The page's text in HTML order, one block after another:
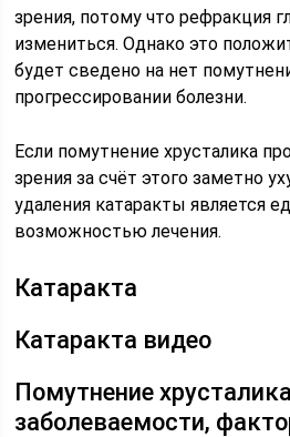
зрения, потому что рефракция
измениться. Однако это
будет сведено на нет
прогрессировании болезни.
Если помутнение хрусталика
зрения за счёт этого заметно
удаления катаракты является
возможностью лечения.
Катаракта
Катаракта видео
Помутнение
заболеваемости,